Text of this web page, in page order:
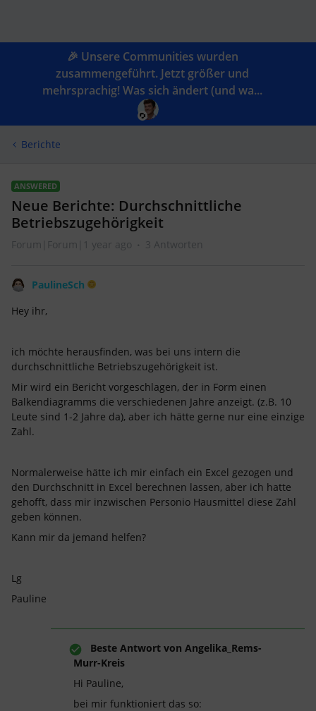
🎉 Unsere Communities wurden
zusammengeführt. Jetzt größer und
mehrsprachig! Was sich ändert (und wa...
Berichte
ANSWERED
Neue Berichte: Durchschnittliche
Betriebszugehörigkeit
Forum|Forum|1 year ago 3 Antworten
PaulineSch
Hey ihr,
ich möchte herausfinden, was bei uns intern die
durchschnittliche Betriebszugehörigkeit ist.
Mir wird ein Bericht vorgeschlagen, der in Form einen
Balkendiagramms die verschiedenen Jahre anzeigt. (z.B. 10
Leute sind 1-2 Jahre da), aber ich hätte gerne nur eine einzige
Zahl.
Normalerweise hätte ich mir einfach ein Excel gezogen und
den Durchschnitt in Excel berechnen lassen, aber ich hatte
gehofft, dass mir inzwischen Personio Hausmittel diese Zahl
geben können.
Kann mir da jemand helfen?
Lg
Pauline
Beste Antwort von Angelika_Rems-
Murr-Kreis
Hi Pauline,
bei mir funktioniert das so: